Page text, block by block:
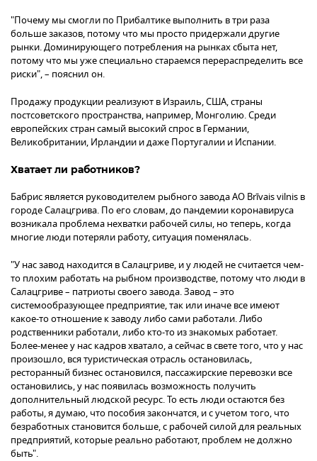
"Почему мы смогли по Прибалтике выполнить в три раза
больше заказов, потому что мы просто придержали другие
рынки. Доминирующего потребления на рынках сбыта нет,
потому что мы уже специально стараемся перераспределить все
риски", – пояснил он.
Продажу продукции реализуют в Израиль, США, страны
постсоветского пространства, например, Монголию. Среди
европейских стран самый высокий спрос в Германии,
Великобритании, Ирландии и даже Португалии и Испании.
Хватает ли работников?
Бабрис является руководителем рыбного завода АО Brīvais vilnis в
городе Салацгрива. По его словам, до пандемии коронавируса
возникала проблема нехватки рабочей силы, но теперь, когда
многие люди потеряли работу, ситуация поменялась.
"У нас завод находится в Салацгриве, и у людей не считается чем-
то плохим работать на рыбном производстве, потому что люди в
Салацгриве – патриоты своего завода. Завод – это
системообразующее предприятие, так или иначе все имеют
какое-то отношение к заводу либо сами работали. Либо
родственники работали, либо кто-то из знакомых работает.
Более-менее у нас кадров хватало, а сейчас в свете того, что у нас
произошло, вся туристическая отрасль остановилась,
ресторанный бизнес остановился, пассажирские перевозки все
остановились, у нас появилась возможность получить
дополнительный людской ресурс. То есть люди остаются без
работы, я думаю, что пособия закончатся, и с учетом того, что
безработных становится больше, с рабочей силой для реальных
предприятий, которые реально работают, проблем не должно
быть".